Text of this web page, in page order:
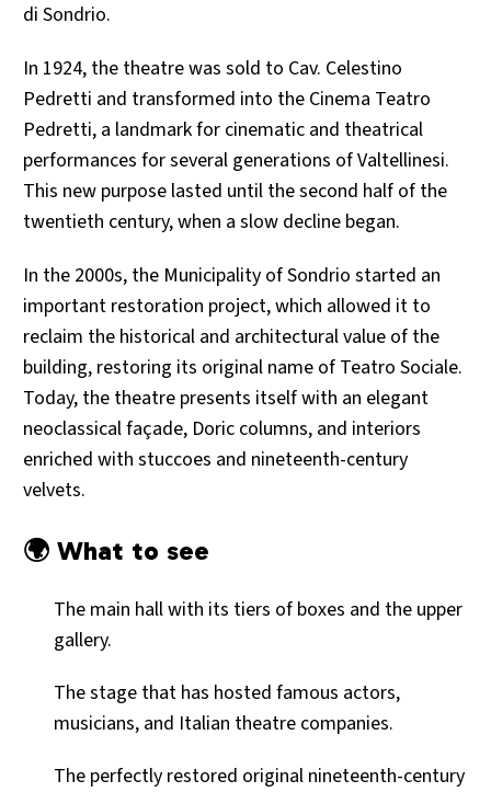
di Sondrio.
In 1924, the theatre was sold to Cav. Celestino
Pedretti and transformed into the Cinema Teatro
Pedretti, a landmark for cinematic and theatrical
performances for several generations of Valtellinesi.
This new purpose lasted until the second half of the
twentieth century, when a slow decline began.
In the 2000s, the Municipality of Sondrio started an
important restoration project, which allowed it to
reclaim the historical and architectural value of the
building, restoring its original name of Teatro Sociale.
Today, the theatre presents itself with an elegant
neoclassical façade, Doric columns, and interiors
enriched with stuccoes and nineteenth-century
velvets.
🌍 What to see
The main hall with its tiers of boxes and the upper
gallery.
The stage that has hosted famous actors,
musicians, and Italian theatre companies.
The perfectly restored original nineteenth-century